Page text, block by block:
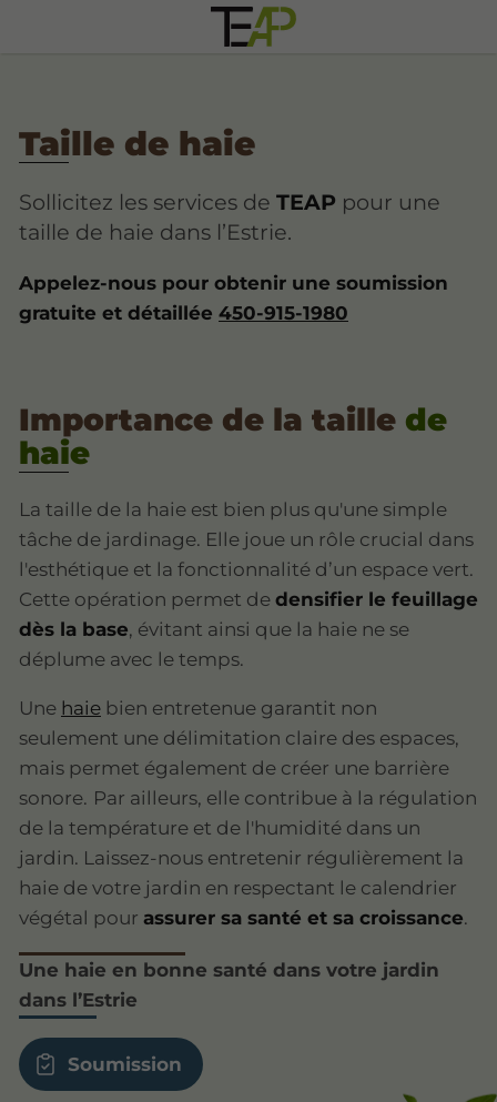
Taille de haie
Sollicitez les services de TEAP pour une
taille de haie dans l’Estrie.
Appelez-nous pour obtenir une soumission
gratuite et détaillée 450-915-1980
Importance de la taille de
haie
La taille de la haie est bien plus qu'une simple
tâche de jardinage. Elle joue un rôle crucial dans
l'esthétique et la fonctionnalité d’un espace vert.
Cette opération permet de densifier le feuillage
dès la base, évitant ainsi que la haie ne se
déplume avec le temps.
Une haie bien entretenue garantit non
seulement une délimitation claire des espaces,
mais permet également de créer une barrière
sonore. Par ailleurs, elle contribue à la régulation
de la température et de l'humidité dans un
jardin. Laissez-nous entretenir régulièrement la
haie de votre jardin en respectant le calendrier
végétal pour assurer sa santé et sa croissance.
Une haie en bonne santé dans votre jardin
dans l’Estrie
Soumission